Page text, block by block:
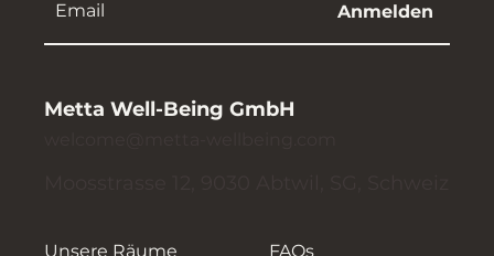
Anmelden
Metta Well-Being GmbH
Unsere Räume FAQs